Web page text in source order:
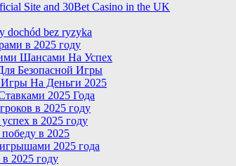
Site and 30Bet Casino in the UK
dochód bez ryzyka
в 2025 году
Шансами На Успех
Безопасной Игры
На Деньги 2025
2025 Года
в 2025 году
в 2025 году
в 2025
2025 года
2025 году